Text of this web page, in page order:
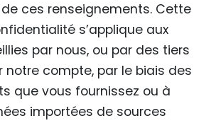
ces renseignements. Cette
s’applique aux
par nous, ou par des tiers
notre compte, par le biais des
que vous fournissez ou à
importées de sources